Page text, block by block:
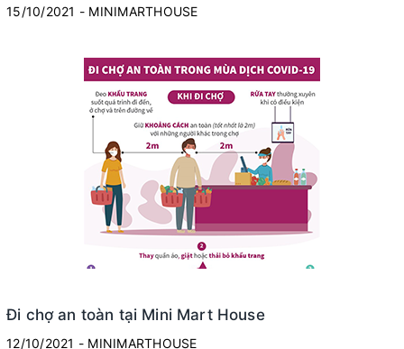
15/10/2021 - MINIMARTHOUSE
Đi chợ an toàn tại Mini Mart House
12/10/2021 - MINIMARTHOUSE